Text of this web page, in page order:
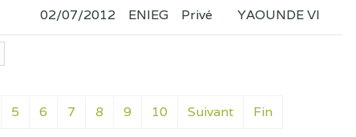
5 6 7 8 9 10 Suivant Fin
02/07/2012 ENIEG Privé YAOUNDE VI